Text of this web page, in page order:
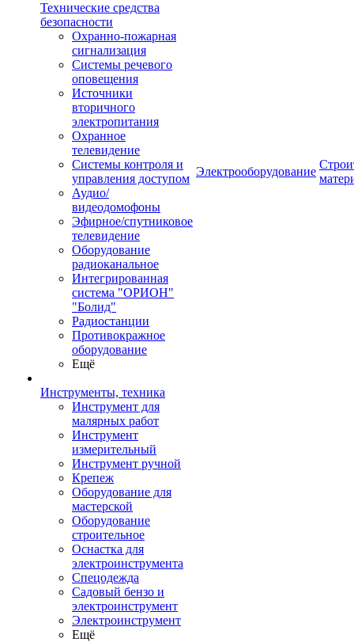
Технические средства
безопасности
Охранно-пожарная
сигнализация
Системы речевого
оповещения
Источники
вторичного
электропитания
Охранное
телевидение
Системы контроля и
управления доступом
Аудио/
видеодомофоны
Эфирное/спутниковое
телевидение
Оборудование
радиоканальное
Интегрированная
система "ОРИОН"
"Болид"
Радиостанции
Противокражное
оборудование
Ещё
Инструменты, техника
Инструмент для
малярных работ
Инструмент
измерительный
Инструмент ручной
Крепеж
Оборудование для
мастерской
Оборудование
строительное
Оснастка для
электроинструмента
Спецодежда
Садовый бензо и
электроинструмент
Электроинструмент
Ещё
Электрооборудование